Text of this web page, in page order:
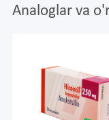
Analoglar va